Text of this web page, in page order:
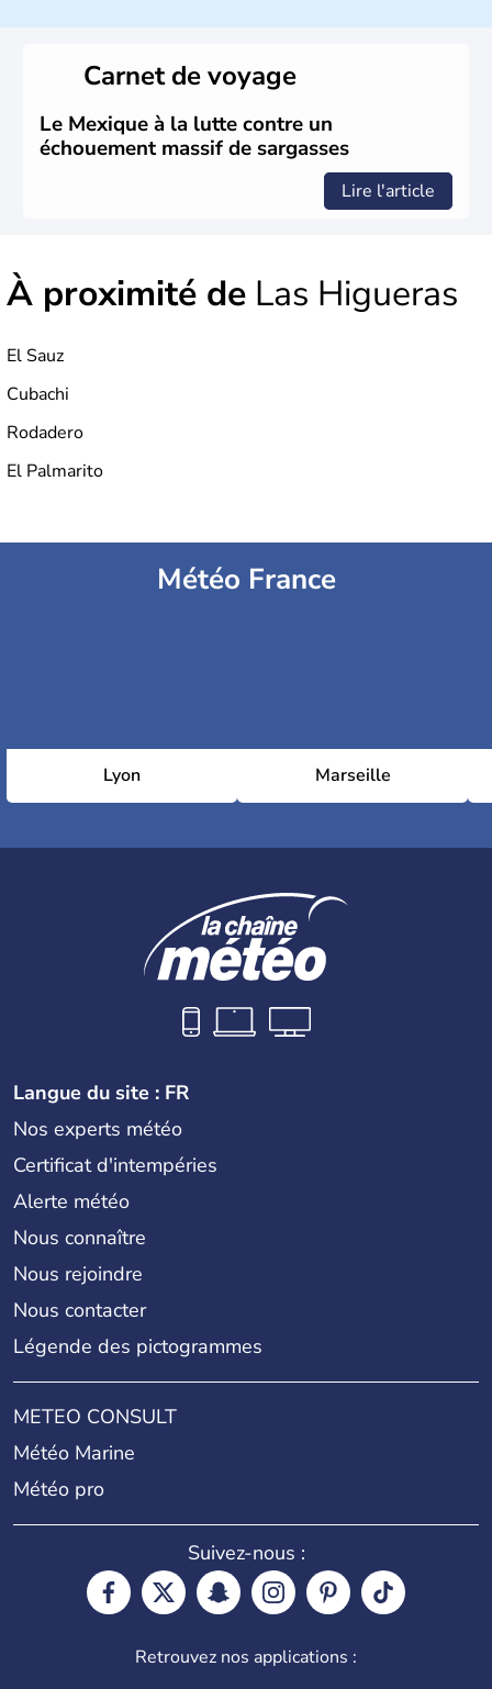
Carnet de voyage
Le Mexique à la lutte contre un
échouement massif de sargasses
Lire l'article
À proximité de Las Higueras
El Sauz
Cubachi
Rodadero
El Palmarito
Météo France
Lyon Marseille
Langue du site : FR
Nos experts météo
Certificat d'intempéries
Alerte météo
Nous connaître
Nous rejoindre
Nous contacter
Légende des pictogrammes
METEO CONSULT
Météo Marine
Météo pro
Suivez-nous :
Retrouvez nos applications :